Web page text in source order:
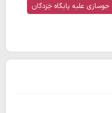
جوسازی علیه پایگاه خِرَدگان